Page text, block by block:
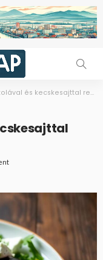
és kecskesajttal receptek